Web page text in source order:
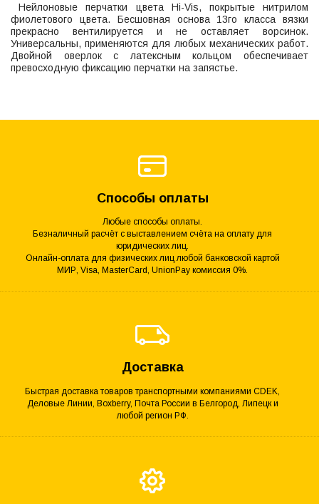
Нейлоновые перчатки цвета Hi-Vis, покрытые нитрилом
фиолетового цвета. Бесшовная основа 13го класса вязки
прекрасно вентилируется и не оставляет ворсинок.
Универсальны, применяются для любых механических работ.
Двойной оверлок с латексным кольцом обеспечивает
превосходную фиксацию перчатки на запястье.
Способы оплаты
Любые способы оплаты.
Безналичный расчёт с выставлением счёта на оплату для
юридических лиц.
Онлайн-оплата для физических лиц любой банковской картой
МИР, Visa, MasterCard, UnionPay комиссия 0%.
Доставка
Быстрая доставка товаров транспортными компаниями CDEK,
Деловые Линии, Boxberry, Почта России в Белгород, Липецк и
любой регион РФ.